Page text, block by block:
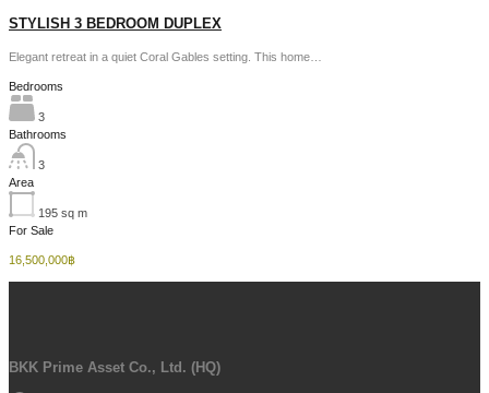
STYLISH 3 BEDROOM DUPLEX
Elegant retreat in a quiet Coral Gables setting. This home…
Bedrooms
3
Bathrooms
3
Area
195 sq m
For Sale
16,500,000฿
BKK Prime Asset Co., Ltd. (HQ)